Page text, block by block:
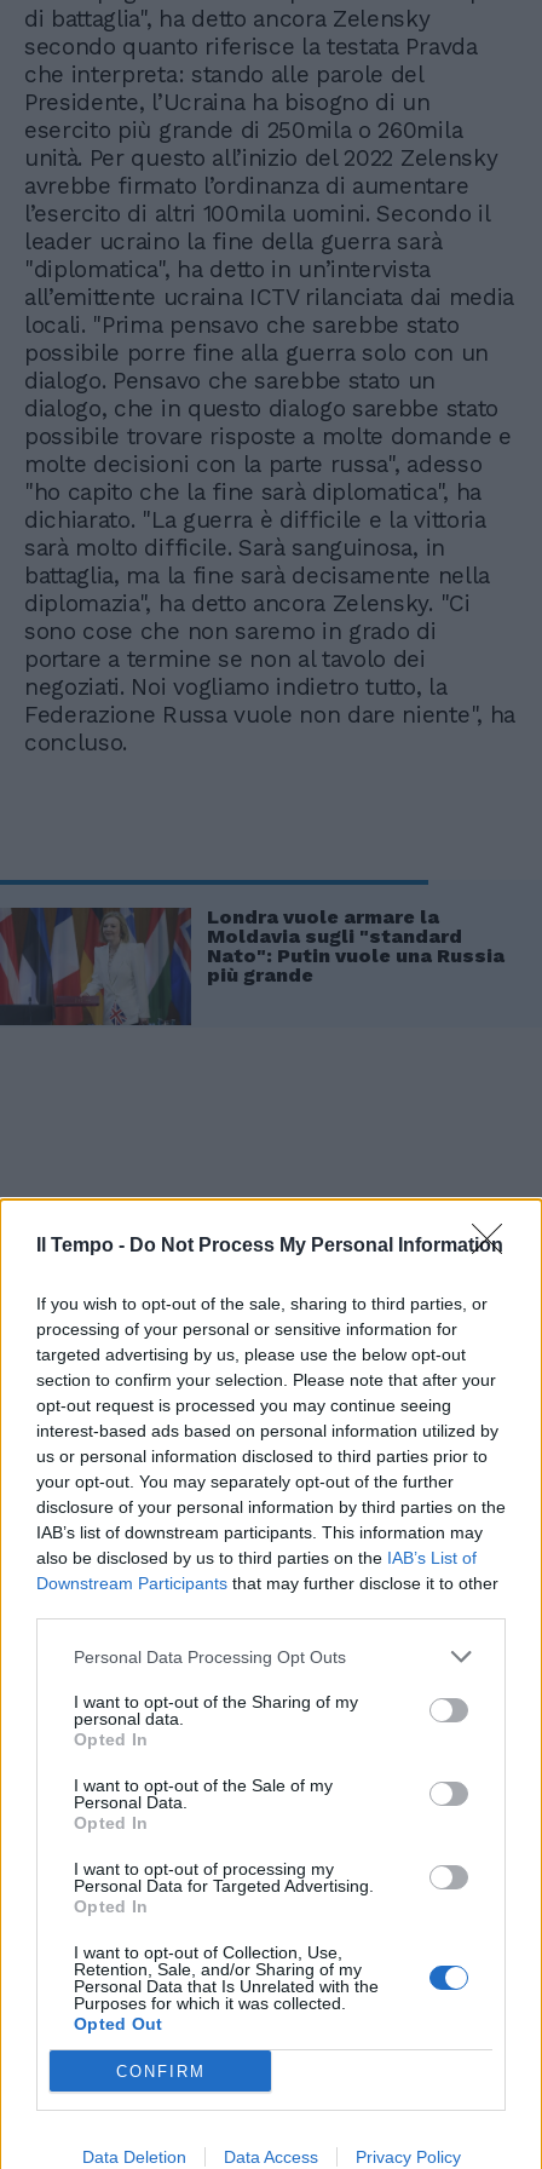
Il Tempo - Do Not Process My Personal Information
If you wish to opt-out of the sale, sharing to third parties, or
processing of your personal or sensitive information for
targeted advertising by us, please use the below opt-out
section to confirm your selection. Please note that after your
opt-out request is processed you may continue seeing
interest-based ads based on personal information utilized by
us or personal information disclosed to third parties prior to
your opt-out. You may separately opt-out of the further
disclosure of your personal information by third parties on the
IAB’s list of downstream participants. This information may
also be disclosed by us to third parties on the IAB’s List of
Downstream Participants that may further disclose it to other
Personal Data Processing Opt Outs
I want to opt-out of the Sharing of my
personal data.
Opted In
I want to opt-out of the Sale of my
Personal Data.
Opted In
I want to opt-out of processing my
Personal Data for Targeted Advertising.
Opted In
I want to opt-out of Collection, Use,
Retention, Sale, and/or Sharing of my
Personal Data that Is Unrelated with the
Purposes for which it was collected.
Opted Out
CONFIRM
Data Deletion Data Access Privacy Policy
di battaglia", ha detto ancora Zelensky
secondo quanto riferisce la testata Pravda
che interpreta: stando alle parole del
Presidente, l’Ucraina ha bisogno di un
esercito più grande di 250mila o 260mila
unità. Per questo all’inizio del 2022 Zelensky
avrebbe firmato l’ordinanza di aumentare
l’esercito di altri 100mila uomini. Secondo il
leader ucraino la fine della guerra sarà
"diplomatica", ha detto in un’intervista
all’emittente ucraina ICTV rilanciata dai media
locali. "Prima pensavo che sarebbe stato
possibile porre fine alla guerra solo con un
dialogo. Pensavo che sarebbe stato un
dialogo, che in questo dialogo sarebbe stato
possibile trovare risposte a molte domande e
molte decisioni con la parte russa", adesso
"ho capito che la fine sarà diplomatica", ha
dichiarato. "La guerra è difficile e la vittoria
sarà molto difficile. Sarà sanguinosa, in
battaglia, ma la fine sarà decisamente nella
diplomazia", ha detto ancora Zelensky. "Ci
sono cose che non saremo in grado di
portare a termine se non al tavolo dei
negoziati. Noi vogliamo indietro tutto, la
Federazione Russa vuole non dare niente", ha
concluso.
Londra vuole armare la
Moldavia sugli "standard
Nato": Putin vuole una Russia
più grande